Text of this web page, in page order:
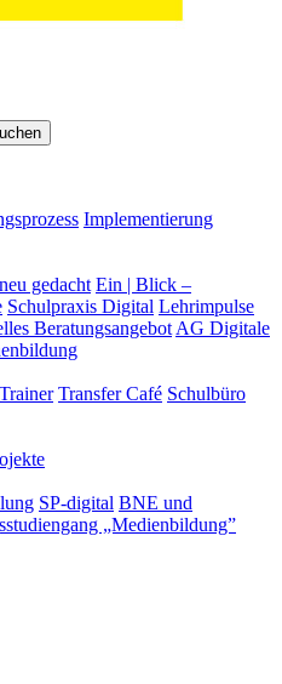
Implementierung
gedacht Ein | Blick –
Schulpraxis Digital Lehrimpulse
Beratungsangebot AG Digitale
Transfer Café Schulbüro
SP-digital BNE und
„Medienbildung”